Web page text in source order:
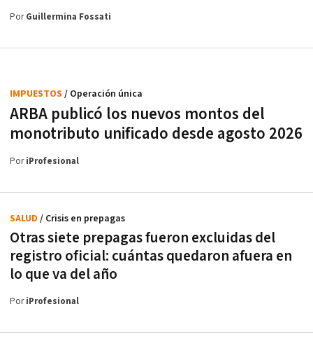
PorGuillermina Fossati
ARBA publicó los nuevos montos del
monotributo unificado desde agosto 2026
IMPUESTOS / Operación única
PoriProfesional
Otras siete prepagas fueron excluidas del
registro oficial: cuántas quedaron afuera en
lo que va del año
SALUD / Crisis en prepagas
PoriProfesional